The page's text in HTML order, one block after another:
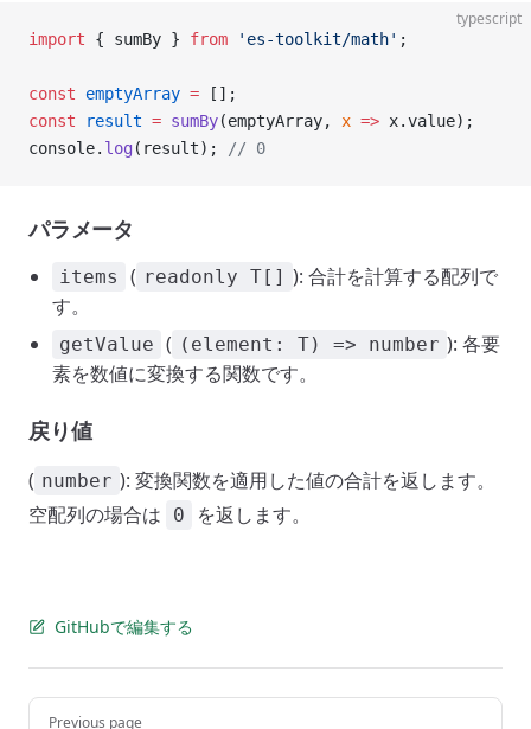
typescript
import { sumBy } from 'es-toolkit/math' ;
const emptyArray = [];
const result = sumBy(emptyArray, x => x.value);
console. log (result); // 0
パラメータ
items ( readonly T[] ): 合計を計算する配列で
す。
getValue ( (element: T) => number ): 各要
素を数値に変換する関数です。
戻り値
( number ): 変換関数を適用した値の合計を返します。
空配列の場合は
0 を返します。
GitHubで編集する
Pager
Previous page